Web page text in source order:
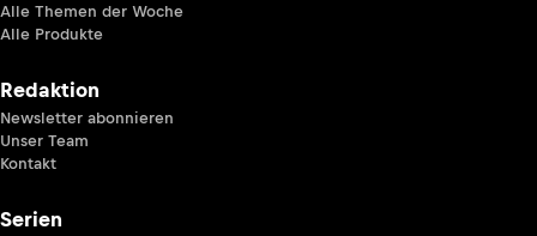
Alle Themen der Woche
Alle Produkte
Redaktion
Newsletter abonnieren
Unser Team
Kontakt
Serien